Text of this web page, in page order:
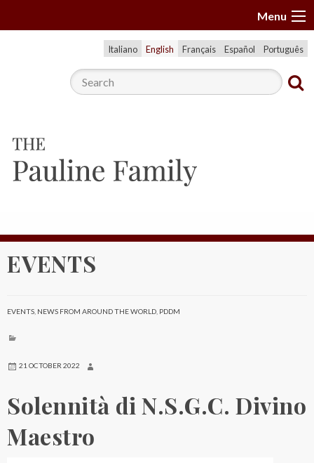
k
t
Menu
Italiano English Français Español Português
EVENTS
EVENTS, NEWS FROM AROUND THE WORLD, PDDM
21 OCTOBER 2022
Solennità di N.S.G.C. Divino
Maestro